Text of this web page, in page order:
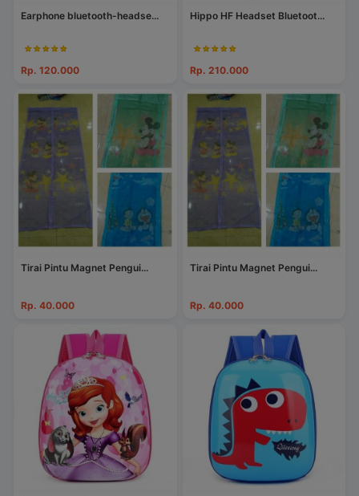
Earphone bluetooth-headse...
Rp. 120.000
Hippo HF Headset Bluetoot...
Rp. 210.000
Tirai Pintu Magnet Pengui...
Rp. 40.000
Tirai Pintu Magnet Pengui...
Rp. 40.000